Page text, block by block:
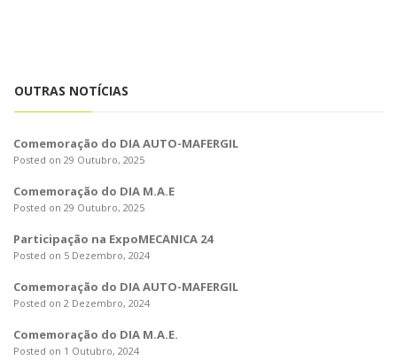
OUTRAS NOTÍCIAS
Comemoração do DIA AUTO-MAFERGIL
Posted on 29 Outubro, 2025
Comemoração do DIA M.A.E
Posted on 29 Outubro, 2025
Participação na ExpoMECÂNICA 24
Posted on 5 Dezembro, 2024
Comemoração do DIA AUTO-MAFERGIL
Posted on 2 Dezembro, 2024
Comemoração do DIA M.A.E.
Posted on 1 Outubro, 2024